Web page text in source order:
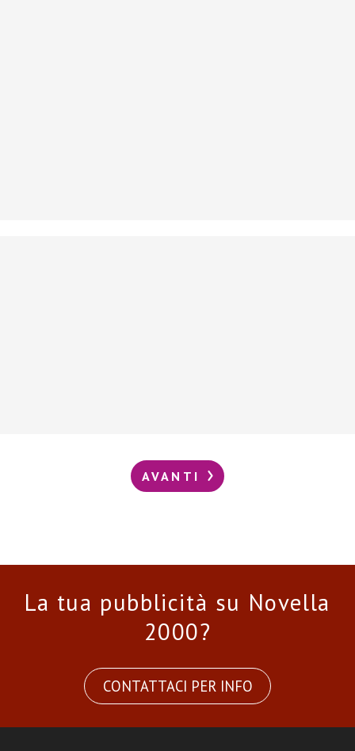
AVANTI
La tua pubblicità su Novella
2000?
CONTATTACI PER INFO